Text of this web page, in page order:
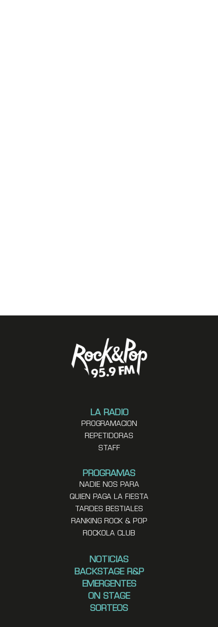
LA RADIO
PROGRAMACION
REPETIDORAS
STAFF
PROGRAMAS
NADIE NOS PARA
QUIEN PAGA LA FIESTA
TARDES BESTIALES
RANKING ROCK & POP
ROCKOLA CLUB
NOTICIAS
BACKSTAGE R&P
EMERGENTES
ON STAGE
SORTEOS